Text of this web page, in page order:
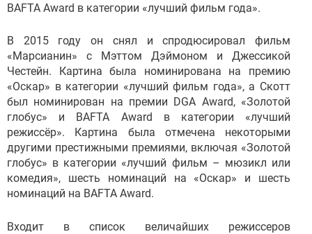
BAFTA Award в категории «лучший фильм года».
В 2015 году он снял и спродюсировал фильм
«Марсианин» с Мэттом Дэймоном и Джессикой
Честейн. Картина была номинирована на премию
«Оскар» в категории «лучший фильм года», а Скотт
был номинирован на премии DGA Award, «Золотой
глобус» и BAFTA Award в категории «лучший
режиссёр». Картина была отмечена некоторыми
другими престижными премиями, включая «Золотой
глобус» в категории «лучший фильм – мюзикл или
комедия», шесть номинаций на «Оскар» и шесть
номинаций на BAFTA Award.
Входит в список величайших режиссеров